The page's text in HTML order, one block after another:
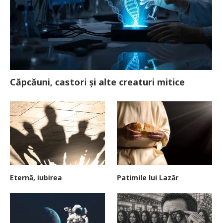
Căpcăuni, castori și alte creaturi mitice
Eternă, iubirea Patimile lui Lazăr